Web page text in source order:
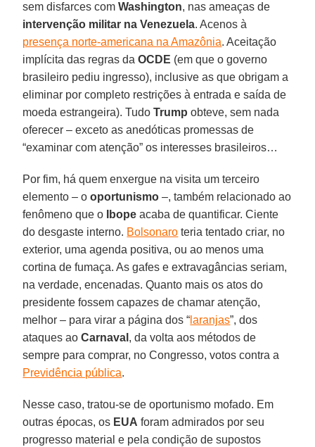
sem disfarces comWashington, nas ameaças de
intervenção militar na Venezuela. Acenos à
presença norte-americana na Amazônia. Aceitação
implícita das regras daOCDE (em que o governo
brasileiro pediu ingresso), inclusive as que obrigam a
eliminar por completo restrições à entrada e saída de
moeda estrangeira). TudoTrump obteve, sem nada
oferecer – exceto as anedóticas promessas de
“examinar com atenção” os interesses brasileiros…
Por fim, há quem enxergue na visita um terceiro
elemento – ooportunismo –, também relacionado ao
fenômeno que o
Ibope acaba de quantificar. Ciente
do desgaste interno. Bolsonaro teria tentado criar, no
exterior, uma agenda positiva, ou ao menos uma
cortina de fumaça. As gafes e extravagâncias seriam,
na verdade, encenadas. Quanto mais os atos do
presidente fossem capazes de chamar atenção,
melhor – para virar a página dos “ laranjas”, dos
ataques aoCarnaval , da volta aos métodos de
sempre para comprar, no Congresso, votos contra a
Previdência pública.
Nesse caso, tratou-se de oportunismo mofado. Em
outras épocas, os EUA foram admirados por seu
progresso material e pela condição de supostos